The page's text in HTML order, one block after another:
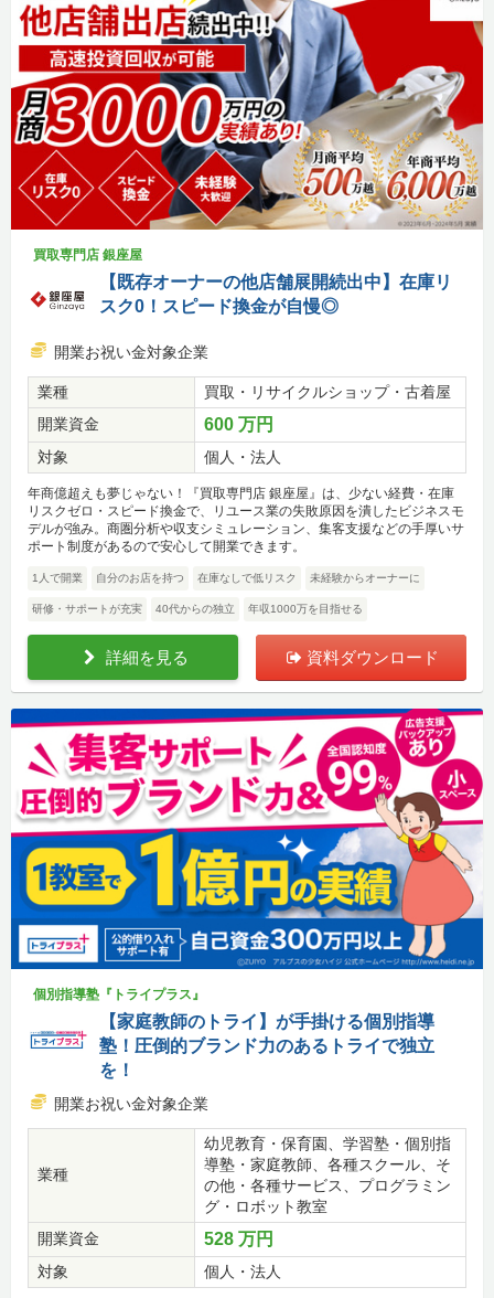
買取専門店 銀座屋
【既存オーナーの他店舗展開続出中】在庫リ
スク0！スピード換金が自慢◎
開業お祝い金対象企業
業種
買取・リサイクルショップ・古着屋
開業資金
600 万円
対象 個人・法人
年商億超えも夢じゃない！『買取専門店 銀座屋』は、少ない経費・在庫
リスクゼロ・スピード換金で、リユース業の失敗原因を潰したビジネスモ
デルが強み。商圏分析や収支シミュレーション、集客支援などの手厚いサ
ポート制度があるので安心して開業できます。
1人で開業 自分のお店を持つ 在庫なしで低リスク 未経験からオーナーに
研修・サポートが充実 40代からの独立 年収1000万を目指せる
詳細を見る 資料ダウンロード
個別指導塾『トライプラス』
【家庭教師のトライ】が手掛ける個別指導
塾！圧倒的ブランド力のあるトライで独立
を！
開業お祝い金対象企業
業種
幼児教育・保育園、学習塾・個別指
導塾・家庭教師、各種スクール、そ
の他・各種サービス、プログラミン
グ・ロボット教室
開業資金
528 万円
対象 個人・法人